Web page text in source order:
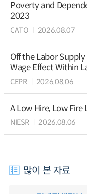
Poverty and
2023
CATO 2026.08.07
Off the Labor
Wage Effect Within
CEPR 2026.08.06
A Low Hire, Low
NIESR 2026.08.06
많이 본 자료